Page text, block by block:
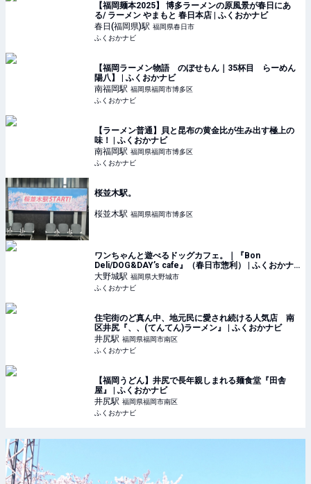
【福岡麺本2025】 博多ラーメンの原風景が春日にあ
る/ ラーメン やまもと 春日本店 | ふくおかナビ
春日(福岡県)駅 福岡県春日市
ふくおかナビ
【福岡ラーメン物語 のぼせもん｜35杯目 らーめん
陽八】 | ふくおかナビ
南福岡駅 福岡県福岡市博多区
ふくおかナビ
【ラーメン普通】貝と昆布の黄金比が生み出す極上の
味！ | ふくおかナビ
南福岡駅 福岡県福岡市博多区
ふくおかナビ
桜並木駅。
桜並木駅 福岡県福岡市博多区
ワンちゃんと遊べるドッグカフェ。｜『Bon
Deli/DOG&DAY’s cafe』（春日市惣利） | ふくおかナ
ビ
大野城駅 福岡県大野城市
ふくおかナビ
住宅街のど真ん中、地元民に愛され続ける人気店 南
区井尻『、、(てんてん)ラーメン』 | ふくおかナビ
井尻駅 福岡県福岡市南区
ふくおかナビ
【福岡うどん】井尻で長年親しまれる麺食堂『田舎
屋』 | ふくおかナビ
井尻駅 福岡県福岡市南区
ふくおかナビ